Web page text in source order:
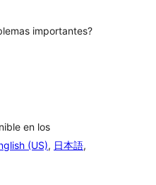
importantes?
en los
(US), 日本語,